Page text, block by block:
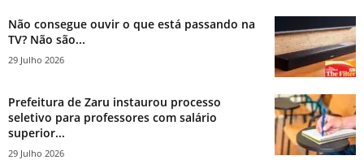
Não consegue ouvir o que está passando na
TV? Não são...
29 Julho 2026
Prefeitura de Zaru instaurou processo
seletivo para professores com salário
superior...
29 Julho 2026